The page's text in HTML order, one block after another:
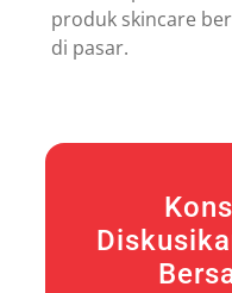
produk skincare
di pasar.